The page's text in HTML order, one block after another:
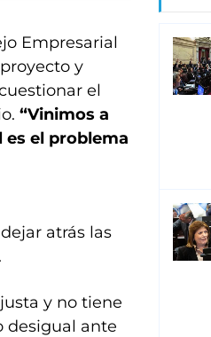
Empresarial
y
el
“Vinimos a
el problema
atrás las
y no tiene
desigual ante